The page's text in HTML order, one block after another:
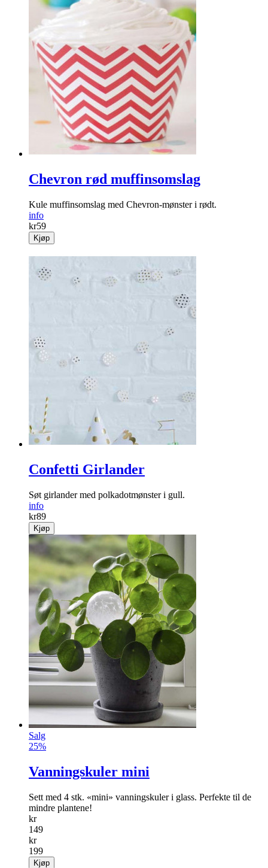
Chevron rød muffinsomslag
Kule muffinsomslag med Chevron-mønster i rødt.
info
kr59
Kjøp
Confetti Girlander
Søt girlander med polkadotmønster i gull.
info
kr89
Kjøp
Salg
25%
Vanningskuler mini
Sett med 4 stk. «mini» vanningskuler i glass. Perfekte til de
mindre plantene!
kr
149
kr
199
Kjøp